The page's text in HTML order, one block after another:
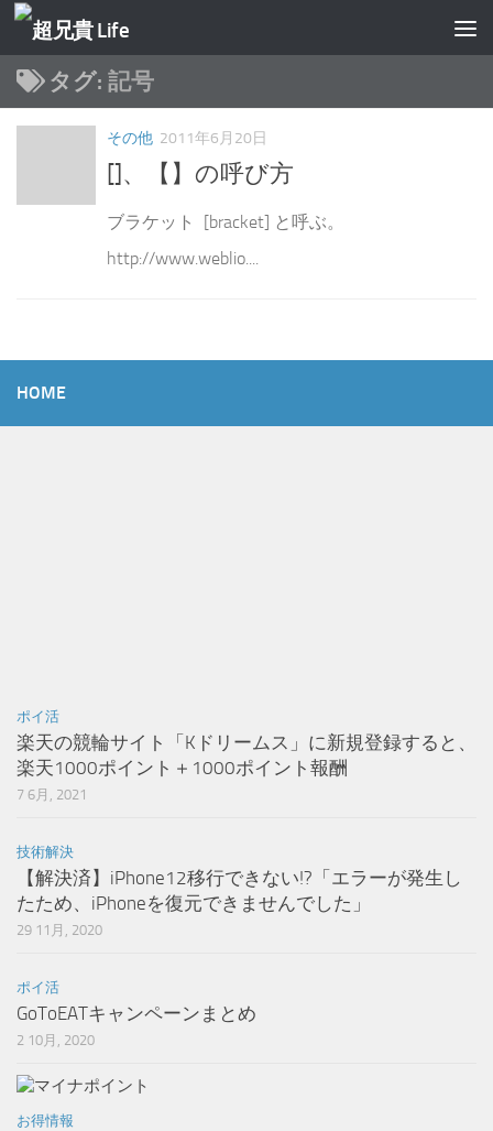
コンテンツへスキップ
タグ: 記号
その他 2011年6月20日
[]、【】の呼び方
ブラケット [bracket] と呼ぶ。
http://www.weblio....
HOME
ポイ活
楽天の競輪サイト「Kドリームス」に新規登録すると、
楽天1000ポイント＋1000ポイント報酬
7 6月, 2021
技術解決
【解決済】iPhone12移行できない!?「エラーが発生し
たため、iPhoneを復元できませんでした」
29 11月, 2020
ポイ活
GoToEATキャンペーンまとめ
2 10月, 2020
お得情報